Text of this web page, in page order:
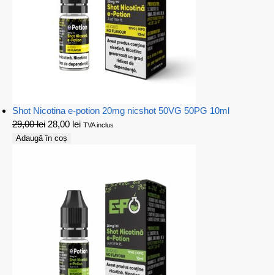
Shot Nicotina e-potion 20mg nicshot 50VG 50PG 10ml
29,00lei 28,00 lei TVA inclus
Adaugă în coș